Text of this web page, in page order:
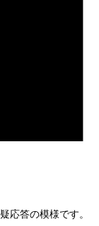
応答の模様です。